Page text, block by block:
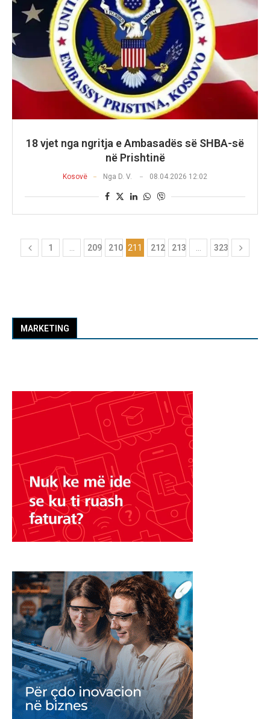
18 vjet nga ngritja e Ambasadës së SHBA-së
në Prishtinë
Kosovë Nga D. V. 08.04.2026 12:02
1 … 209 210 211 212 213 … 323
MARKETING